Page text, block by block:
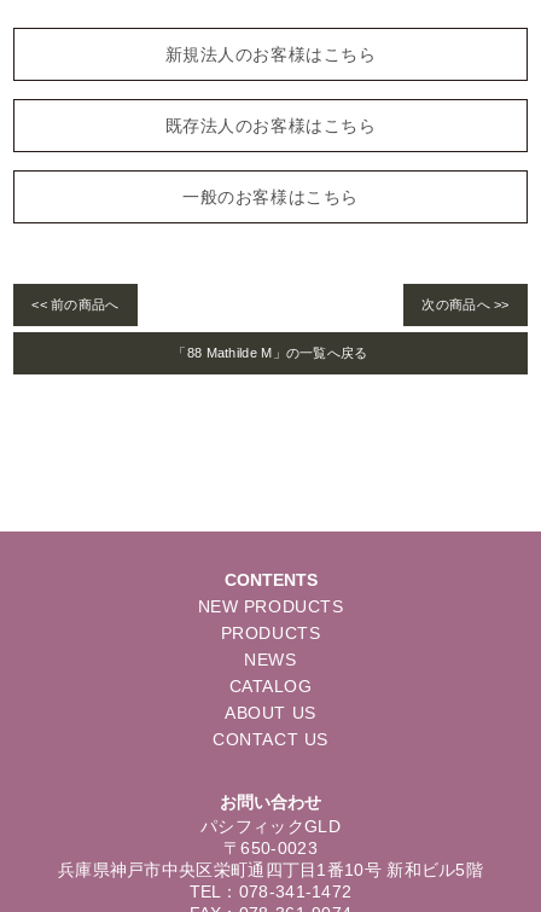
新規法人のお客様はこちら
既存法人のお客様はこちら
一般のお客様はこちら
<< 前の商品へ 次の商品へ >>
「88 Mathilde M」の一覧へ戻る
CONTENTS
NEW PRODUCTS
PRODUCTS
NEWS
CATALOG
ABOUT US
CONTACT US
お問い合わせ
パシフィックGLD
〒650-0023
兵庫県神戸市中央区栄町通四丁目1番10号 新和ビル5階
TEL：078-341-1472